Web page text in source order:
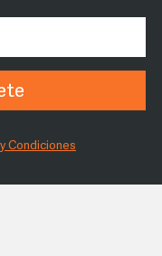
Condiciones